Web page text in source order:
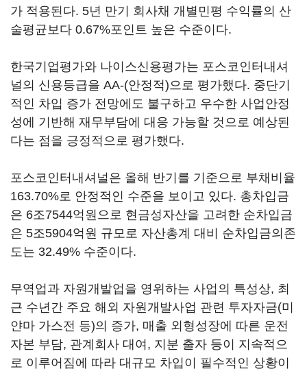
가 적용된다. 5년 만기 회사채 개별민평 수익률의 산
술평균보다 0.67%포인트 높은 수준이다.
한국기업평가와 나이스신용평가는 포스코인터내셔
널의 신용등급을 AA-(안정적)으로 평가했다. 중단기
적인 차입 증가 전망에도 불구하고 우수한 사업안정
성에 기반해 재무부담에 대응 가능할 것으로 예상된
다는 점을 긍정적으로 평가했다.
포스코인터내셔널은 올해 반기를 기준으로 부채비율
163.70%로 안정적인 수준을 보이고 있다. 총차입금
은 6조7544억원으로 현금성자산을 고려한 순차입금
은 5조5904억원 규모로 자산총계 대비 순차입금의존
도는 32.49% 수준이다.
무역업과 자원개발업을 영위하는 사업의 특성상, 최
근 수년간 주요 해외 자원개발사업 관련 투자자금(미
얀마 가스전 등)의 증가, 매출 외형성장에 따른 운전
자본 부담, 관계회사 대여, 지분 출자 등이 지속적으
로 이루어짐에 따라 대규모 차입이 필수적인 상황이